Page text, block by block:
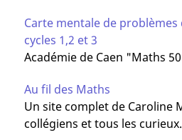
Carte mentale de problèmes
cycles 1,2 et 3
Académie de Caen "Maths
Au fil des Maths
Un site complet de Caroline
collégiens et tous les curieux.